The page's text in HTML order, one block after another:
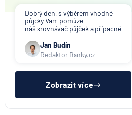
Dobrý den, s výběrem vhodné
půjčky Vám pomůže
náš srovnávač půjček a případně
půjček. Pro získání půjčky je
třeba mít dostatečný příjem,
nebýt ve zkušební ani výpovědní
Jan Budín
Redaktor Banky.cz
Zobrazit více